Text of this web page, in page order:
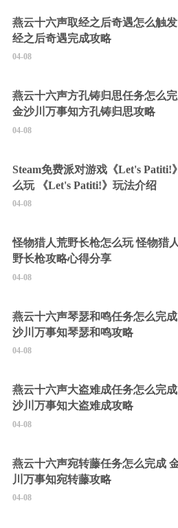
燕云十六声取经之后奇遇怎么触
经之后奇遇完成攻略
04-08
燕云十六声方孔铸归思任务怎么
金沙川万事知方孔铸归思攻略
04-08
Steam免费派对游戏《Let's Patiti!
么玩 《Let's Patiti!》玩法介绍
04-08
怪物猎人荒野长枪怎么玩 怪物猎
野长枪攻略心得分享
04-08
燕云十六声琴瑟和鸣任务怎么完
沙川万事知琴瑟和鸣攻略
04-08
燕云十六声大盗难成任务怎么完
沙川万事知大盗难成攻略
04-08
燕云十六声宛转藤任务怎么完成
川万事知宛转藤攻略
04-08